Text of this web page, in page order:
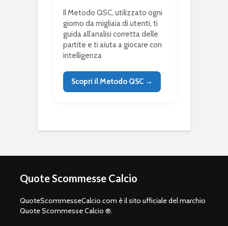
Il Metodo QSC, utilizzato ogni
giorno da migliaia di utenti, ti
guida all’analisi corretta delle
partite e ti aiuta a giocare con
intelligenza
Scopri il Metodo QSC →
Quote Scommesse Calcio
QuoteScommesseCalcio.com è il sito ufficiale del marchio
Quote Scommesse Calcio ®.